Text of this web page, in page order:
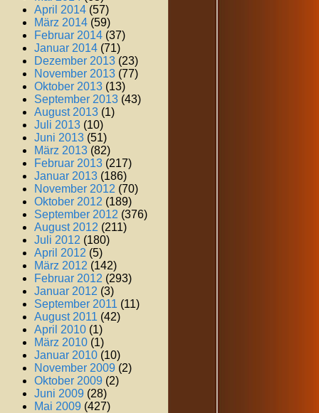
April 2014 (57)
März 2014 (59)
Februar 2014 (37)
Januar 2014 (71)
Dezember 2013 (23)
November 2013 (77)
Oktober 2013 (13)
September 2013 (43)
August 2013 (1)
Juli 2013 (10)
Juni 2013 (51)
März 2013 (82)
Februar 2013 (217)
Januar 2013 (186)
November 2012 (70)
Oktober 2012 (189)
September 2012 (376)
August 2012 (211)
Juli 2012 (180)
April 2012 (5)
März 2012 (142)
Februar 2012 (293)
Januar 2012 (3)
September 2011 (11)
August 2011 (42)
April 2010 (1)
März 2010 (1)
Januar 2010 (10)
November 2009 (2)
Oktober 2009 (2)
Juni 2009 (28)
Mai 2009 (427)